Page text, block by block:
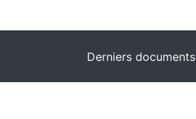
Derniers documents